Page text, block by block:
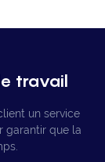
travail
un service
garantir que la